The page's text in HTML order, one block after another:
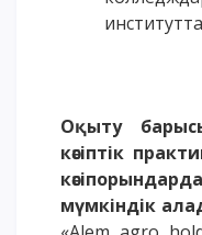
Оқыту
кәсіптік
мүмкіндік